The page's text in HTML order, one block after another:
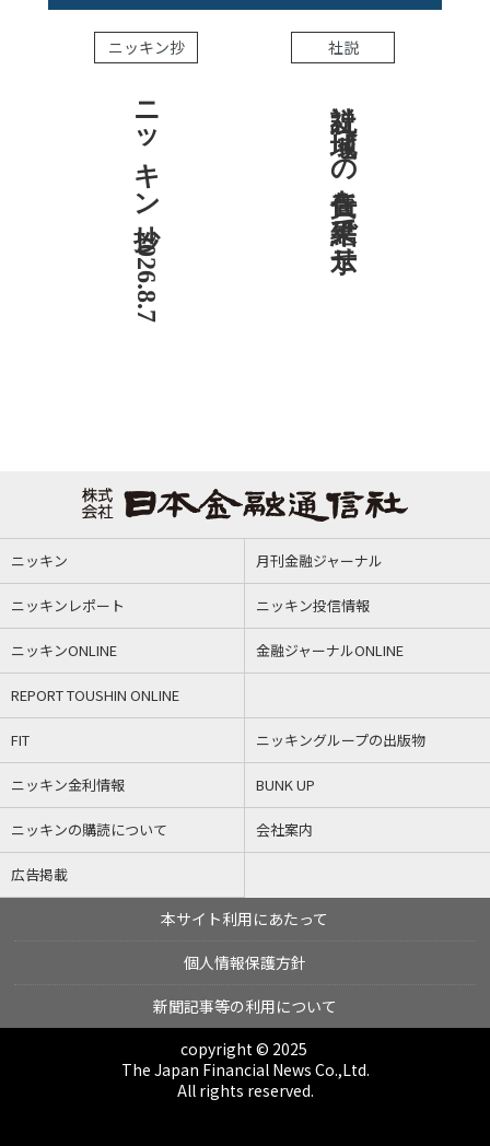
ニッキン抄
ニッキン抄 2026.8.7
社説
社説 地域への責任を結果で示せ
ニッキン 月刊金融ジャーナル
ニッキンレポート ニッキン投信情報
ニッキンONLINE 金融ジャーナルONLINE
REPORT TOUSHIN ONLINE
FIT ニッキングループの出版物
ニッキン金利情報 BUNK UP
ニッキンの購読について 会社案内
広告掲載
本サイト利用にあたって
個人情報保護方針
新聞記事等の利用について
copyright © 2025
The Japan Financial News Co.,Ltd.
All rights reserved.